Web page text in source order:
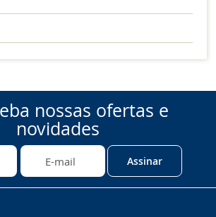
nossas ofertas e
novidades
Assinar